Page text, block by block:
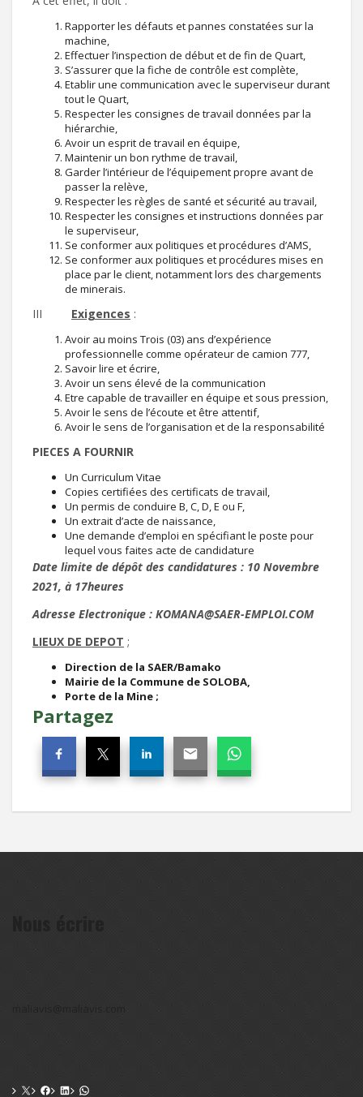
Rapporter les défauts et pannes constatées sur la
machine,
Effectuer l’inspection de début et de fin de Quart,
S’assurer que la fiche de contrôle est complète,
Etablir une communication avec le superviseur durant
tout le Quart,
Respecter les consignes de travail données par la
hiérarchie,
Avoir un esprit de travail en équipe,
Maintenir un bon rythme de travail,
Garder l’intérieur de l’équipement propre avant de
passer la relève,
Respecter les règles de santé et sécurité au travail,
Respecter les consignes et instructions données par
le superviseur,
Se conformer aux politiques et procédures d’AMS,
Se conformer aux politiques et procédures mises en
place par le client, notamment lors des chargements
de minerais.
III Exigences :
Avoir au moins Trois (03) ans d’expérience
professionnelle comme opérateur de camion 777,
Savoir lire et écrire,
Avoir un sens élevé de la communication
Etre capable de travailler en équipe et sous pression,
Avoir le sens de l’écoute et être attentif,
Avoir le sens de l’organisation et de la responsabilité
PIECES A FOURNIR
Un Curriculum Vitae
Copies certifiées des certificats de travail,
Un permis de conduire B, C, D, E ou F,
Un extrait d’acte de naissance,
Une demande d’emploi en spécifiant le poste pour
lequel vous faites acte de candidature
Date limite de dépôt des candidatures : 10 Novembre
2021, à 17heures
Adresse Electronique : KOMANA@SAER-EMPLOI.COM
LIEUX DE DEPOT ;
Direction de la SAER/Bamako
Mairie de la Commune de SOLOBA,
Porte de la Mine ;
Partagez